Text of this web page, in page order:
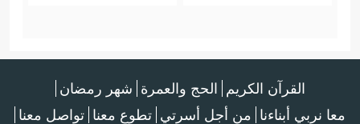
القرآن الكريم الحج والعمرة شهر رمضان
معا نربي أبناءنا من أجل أسرتي تطوع معنا تواصل معنا